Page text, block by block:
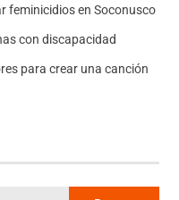
feminicidios en Soconusco
con discapacidad
para crear una canción